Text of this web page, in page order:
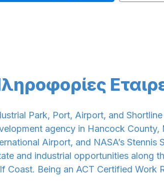
Park, Port, Airport, and
agency in Hancock County,
Airport, and NASA’s
and industrial opportunities along
Coast. Being an ACT Certified Work